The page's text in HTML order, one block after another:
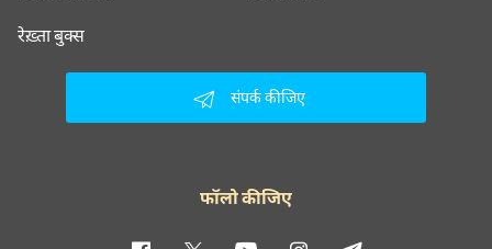
रेख़्ता बुक्स
संपर्क कीजिए
फॉलो कीजिए